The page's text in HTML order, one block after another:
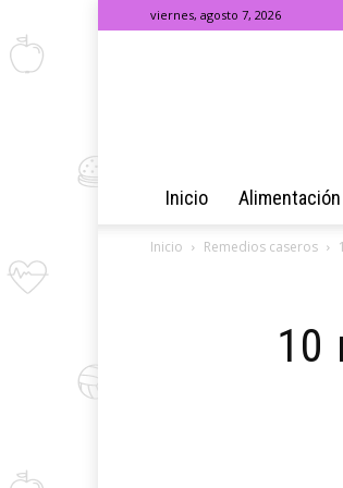
viernes, agosto 7, 2026
Inicio Alimentación
Inicio Remedios caseros
10